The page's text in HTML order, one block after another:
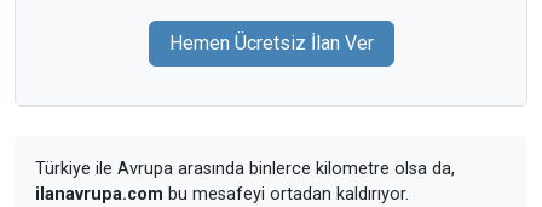
Hemen Ücretsiz İlan Ver
Türkiye ile Avrupa arasında binlerce kilometre olsa da,
ilanavrupa.com bu mesafeyi ortadan kaldırıyor.